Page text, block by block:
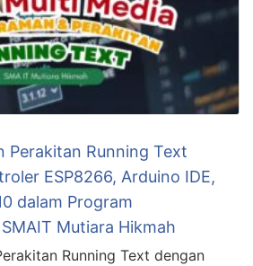
Perakitan Running Text
ESP8266, Arduino IDE,
dalam Program
Mutiara Hikmah
Running Text dengan